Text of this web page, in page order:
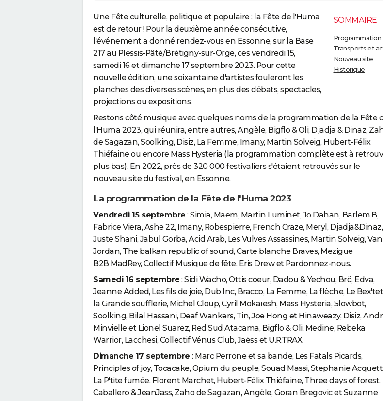
SOMMAIRE
Programmation
Transports et
Nouveau site
Historique
Une Fête culturelle, politique et populaire : la Fête de l'Huma
est de retour ! Pour la deuxième année consécutive,
l'événement a donné rendez-vous en Essonne, sur la Base
217 au Plessis-Pâté/Brétigny-sur-Orge, ces vendredi 15,
samedi 16 et dimanche 17 septembre 2023. Pour cette
nouvelle édition, une soixantaine d'artistes fouleront les
planches des diverses scènes, en plus des débats, spectacles,
projections ou expositions.
Restons côté musique avec quelques noms de la programmation de la Fête
l'Huma 2023, qui réunira, entre autres, Angèle, Bigflo & Oli, Djadja & Dinaz,
de Sagazan, Soolking, Disiz, La Femme, Imany, Martin Solveig, Hubert-Félix
Thiéfaine ou encore Mass Hysteria (la programmation complète est à
plus bas). En 2022, près de 320 000 festivaliers s'étaient retrouvés sur le
nouveau site du festival, en Essonne.
La programmation de la Fête de l'Huma 2023
Vendredi 15 septembre : Simia, Maem, Martin Luminet, Jo Dahan, Barlem.B,
Fabrice Viera, Ashe 22, Imany, Robespierre, French Craze, Meryl, Djadja&Dinaz,
Juste Shani, Jabul Gorba, Acid Arab, Les Vulves Assassines, Martin Solveig,
Jordan, The balkan republic of sound, Carte blanche Braves, Mezigue
B2B MadRey, Collectif Musique de fête, Eris Drew et Pardonnez-nous.
Samedi 16 septembre : Sidi Wacho, Ottis coeur, Dadou & Yechou, Brö, Edva,
Jeanne Added, Les fils de joie, Dub Inc, Bracco, La Femme, La flèche, Le
la Grande soufflerie, Michel Cloup, Cyril Mokaïesh, Mass Hysteria, Slowbot,
Soolking, Bilal Hassani, Deaf Wankers, Tin, Joe Hong et Hinaweazy, Disiz,
Minvielle et Lionel Suarez, Red Sud Atacama, Bigflo & Oli, Medine, Rebeka
Warrior, Lacchesi, Collectif Vénus Club, Jaëss et U.R.TRAX.
Dimanche 17 septembre : Marc Perrone et sa bande, Les Fatals Picards,
Principles of joy, Tocacake, Opium du peuple, Souad Massi, Stephanie
La P'tite fumée, Florent Marchet, Hubert-Félix Thiéfaine, Three days of forest,
Caballero & JeanJass, Zaho de Sagazan, Angèle, Goran Bregovic et Suzanne